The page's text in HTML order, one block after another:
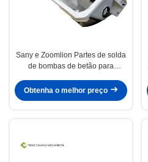
Sany e Zoomlion Partes de solda
de bombas de betão para
001790107A0100000
Obtenha o melhor preço